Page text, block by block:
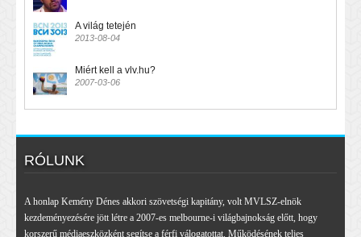
A világ tetején
2013-08-04
Miért kell a vlv.hu?
2007-03-06
RÓLUNK
A honlap Kemény Dénes akkori szövetségi kapitány, volt MVLSZ-elnök
kezdeményezésére jött létre a 2007-es melbourne-i világbajnokság előtt, hogy
korszerű médiaeszközként segítse a férfi válogatottat. Működésének teljes